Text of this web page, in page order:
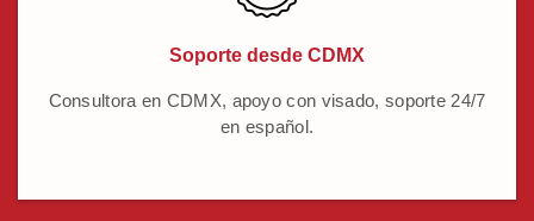
Soporte desde CDMX
Consultora en CDMX, apoyo con visado, soporte 24/7
en español.